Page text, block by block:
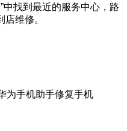
中找到最近的服务中心，路
维修。
为手机助手修复手机